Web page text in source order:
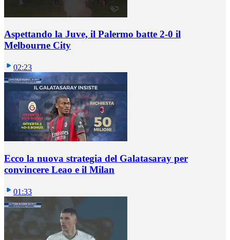
Aspettando la Juve, il Palermo batte 2-0 il
Melbourne City
02:23
Ecco la nuova strategia del Galatasaray per
convincere Leao e il Milan
01:33